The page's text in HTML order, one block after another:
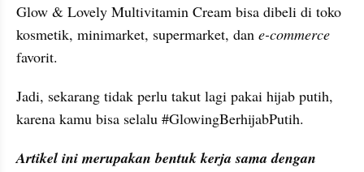
Glow & Lovely Multivitamin Cream bisa dibeli di toko
kosmetik, minimarket, supermarket, dan e-commerce
favorit.
Jadi, sekarang tidak perlu takut lagi pakai hijab putih,
karena kamu bisa selalu #GlowingBerhijabPutih.
Artikel ini merupakan bentuk kerja sama dengan